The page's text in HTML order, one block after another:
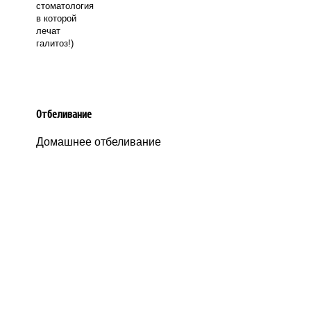
стоматология
в которой
лечат
галитоз!)
Отбеливание
Домашнее отбеливание